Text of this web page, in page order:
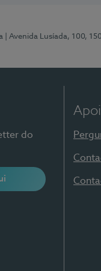
| Avenida Lusíada, 100,
do